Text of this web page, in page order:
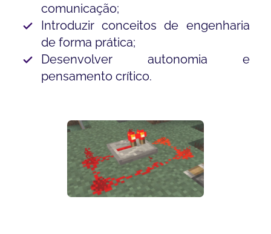
comunicação;
Introduzir conceitos de engenharia
de forma prática;
Desenvolver autonomia e
pensamento crítico.